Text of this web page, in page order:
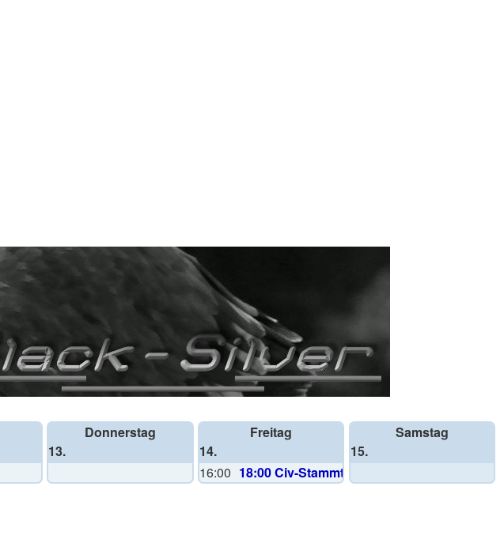
Donnerstag
13.
Freitag
14.
16:00 18:00 Civ-Stammtisch
Samstag
15.